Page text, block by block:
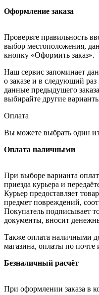
Оформление заказа
Проверьте правильность
выбор местоположения,
кнопку «Оформить заказ».
Наш сервис запоминает
о заказе и в следующий
данные предыдущего
выбирайте другие
Оплата
Вы можете выбрать один
Оплата наличными
При выборе варианта
приезда курьера и
Курьер предоставляет
предмет повреждений,
Покупатель подписывает
документы, вносит
Также оплата наличными
магазина, оплаты по почте
Безналичный расчёт
При оформлении заказа в